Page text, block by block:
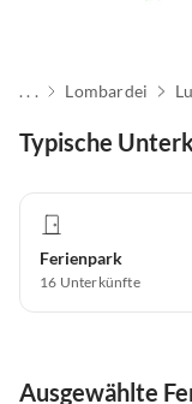
. . . Lombardei
Typische
Ferienpark
16 Unterkünfte
Ausgewählte